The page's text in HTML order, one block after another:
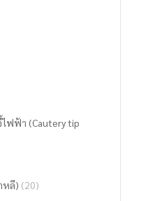
ฟฟ้า (Cautery tip
หลี) (20)